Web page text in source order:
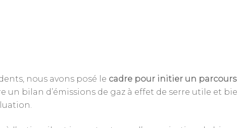
nous avons posé le cadre pour initier un
un bilan d’émissions de gaz à effet de serre utile et